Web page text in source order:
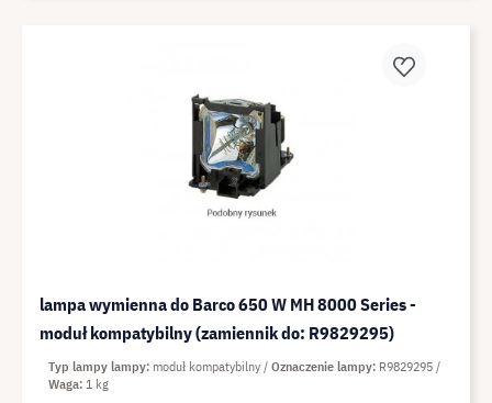
lampa wymienna do Barco 650 W MH 8000 Series -
moduł kompatybilny (zamiennik do: R9829295)
Typ lampy lampy moduł kompatybilny Oznaczenie lampy R9829295
Waga 1 kg